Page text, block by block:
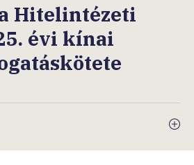
Hitelintézeti
évi kínai